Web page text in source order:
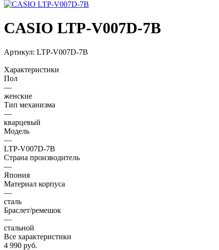
CASIO LTP-V007D-7B
Артикул: LTP-V007D-7B
Характеристики
Пол
—
женские
Тип механизма
—
кварцевый
Модель
—
LTP-V007D-7B
Страна производитель
—
Япония
Материал корпуса
—
сталь
Браслет/ремешок
—
стальной
Все характеристики
4 990 руб.